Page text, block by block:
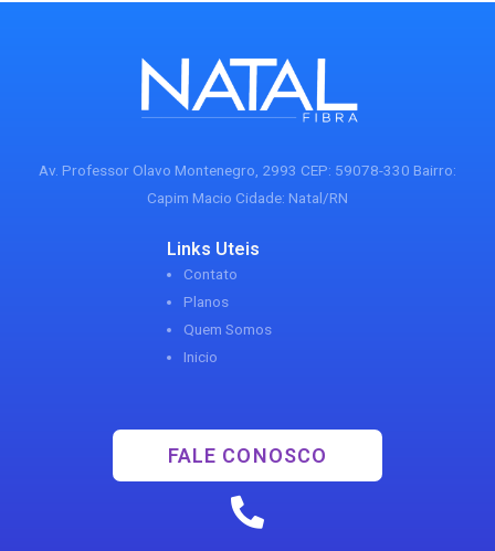
Av. Professor Olavo Montenegro, 2993 CEP: 59078-330 Bairro:
Capim Macio Cidade: Natal/RN
Links Uteis
Contato
Planos
Quem Somos
Inicio
FALE CONOSCO